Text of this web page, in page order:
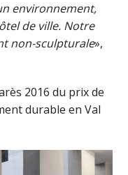
environnement,
de ville. Notre
non-sculpturale»,
2016 du prix de
durable en Val